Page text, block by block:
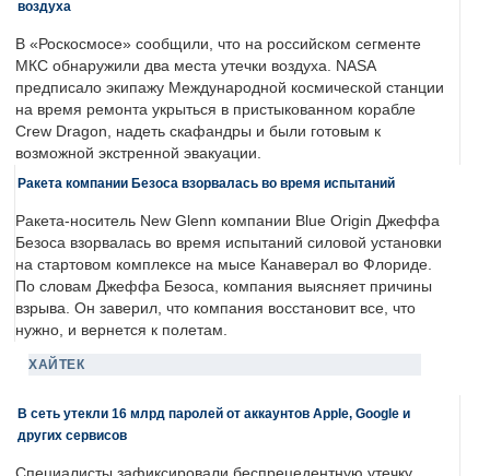
воздуха
В «Роскосмосе» сообщили, что на российском сегменте
МКС обнаружили два места утечки воздуха. NASA
предписало экипажу Международной космической станции
на время ремонта укрыться в пристыкованном корабле
Crew Dragon, надеть скафандры и были готовым к
возможной экстренной эвакуации.
Ракета компании Безоса взорвалась во время испытаний
Ракета-носитель New Glenn компании Blue Origin Джеффа
Безоса взорвалась во время испытаний силовой установки
на стартовом комплексе на мысе Канаверал во Флориде.
По словам Джеффа Безоса, компания выясняет причины
взрыва. Он заверил, что компания восстановит все, что
нужно, и вернется к полетам.
ХАЙТЕК
В сеть утекли 16 млрд паролей от аккаунтов Apple, Google и
других сервисов